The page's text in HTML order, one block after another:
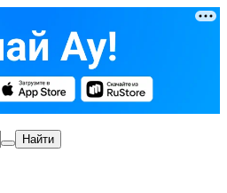
Найти